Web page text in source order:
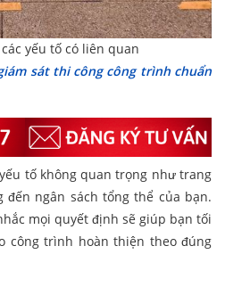
yếu tố có liên quan
sát thi công công trình chuẩn
tố không quan trọng như trang
ngân sách tổng thể của bạn.
mọi quyết định sẽ giúp bạn tối
công trình hoàn thiện theo đúng